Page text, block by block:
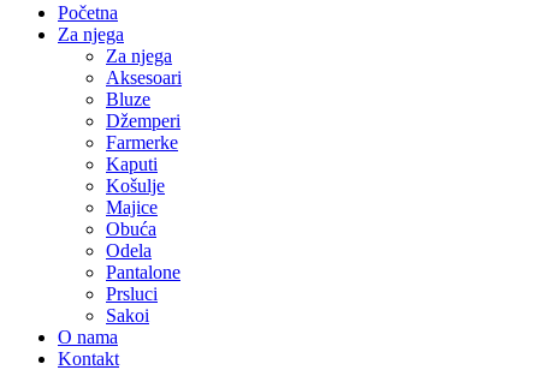
Početna
Za njega
Za njega
Aksesoari
Bluze
Džemperi
Farmerke
Kaputi
Košulje
Majice
Obuća
Odela
Pantalone
Prsluci
Sakoi
O nama
Kontakt